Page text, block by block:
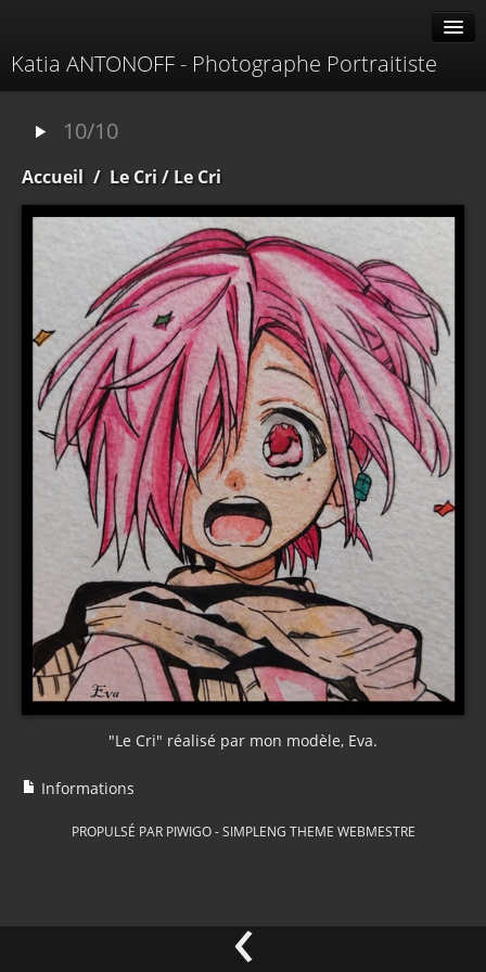
Katia ANTONOFF - Photographe Portraitiste
Contacter
10/10
Accueil / Le Cri / Le Cri
‹
"Le Cri" réalisé par mon modèle, Eva.
Informations
PROPULSÉ PAR PIWIGO-SIMPLENG THEME WEBMESTRE